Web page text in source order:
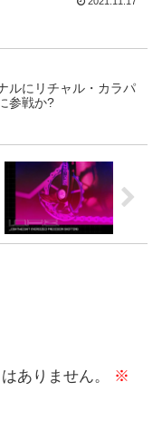
クノロジーを駆使して、
ルにリチャル・カラパ
参戦か?
ありません。
※